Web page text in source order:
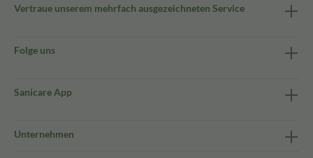
Vertraue unserem mehrfach ausgezeichneten Service
Folge uns
Sanicare App
Unternehmen